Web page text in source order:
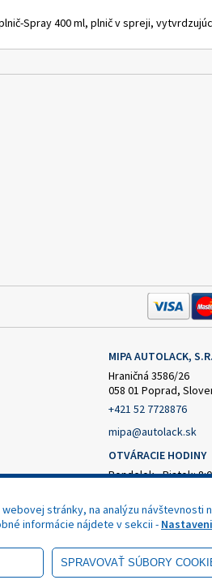
Spray 400 ml, plnič v spreji,
MIPA AUTOLACK,
Hraničná 3586/26
058 01 Poprad,
+421 52 7728876
mipa@autolack.sk
OTVÁRACIE HODINY
Pondelok - Piatok:
stránky, na analýzu
informácie nájdete v sekcii -